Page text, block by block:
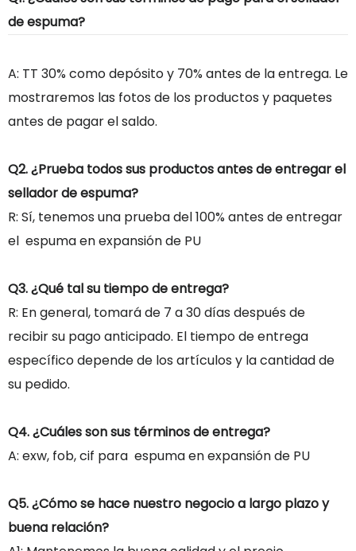
de espuma?
A: TT 30% como depósito y 70% antes de la entrega. Le
mostraremos las fotos de los productos y paquetes
antes de pagar el saldo.
Q2. ¿Prueba todos sus productos antes de entregar el
sellador de espuma?
R: Sí, tenemos una prueba del 100% antes de entregar
el espuma en expansión de PU
Q3. ¿Qué tal su tiempo de entrega?
R: En general, tomará de 7 a 30 días después de
recibir su pago anticipado. El tiempo de entrega
específico depende de los artículos y la cantidad de
su pedido.
Q4. ¿Cuáles son sus términos de entrega?
A: exw, fob, cif para espuma en expansión de PU
Q5. ¿Cómo se hace nuestro negocio a largo plazo y
buena relación?